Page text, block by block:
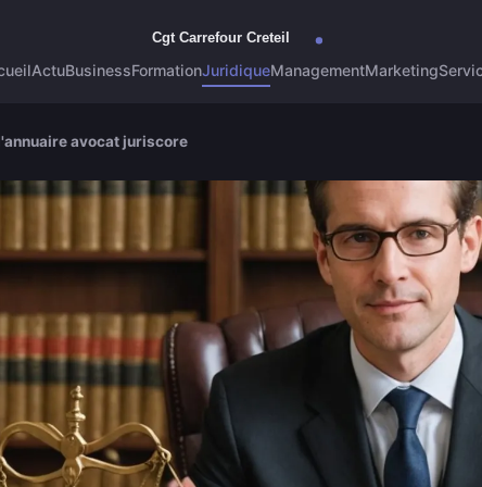
ActuBusinessFormationJuridiqueManagementMarketing
avocat juriscore